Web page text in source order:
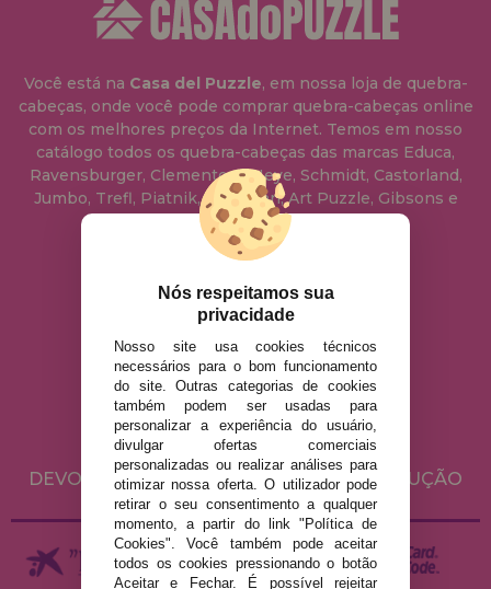
Você está na Casa del Puzzle, em nossa loja de quebra-
cabeças, onde você pode comprar quebra-cabeças online
com os melhores preços da Internet. Temos em nosso
catálogo todos os quebra-cabeças das marcas Educa,
Ravensburger, Clementoni, Heye, Schmidt, Castorland,
Jumbo, Trefl, Piatnik, Anatolian, Art Puzzle, Gibsons e
muito mais.
info@casadopuzzle.pt
AVISO LEGAL
POLÍTICA DE PRIVACIDADE
POLÍTICA DE COOKIES
ENVIO E DEVOLUÇÕES
DEVOLUÇÕES / DIREITO DE LIVRE RESOLUÇÃO
Nós respeitamos sua
privacidade
Nosso site usa cookies técnicos
necessários para o bom funcionamento
do site. Outras categorias de cookies
também podem ser usadas para
personalizar a experiência do usuário,
divulgar ofertas comerciais
personalizadas ou realizar análises para
otimizar nossa oferta. O utilizador pode
retirar o seu consentimento a qualquer
momento, a partir do link "Política de
Cookies". Você também pode aceitar
todos os cookies pressionando o botão
Aceitar e Fechar. É possível rejeitar